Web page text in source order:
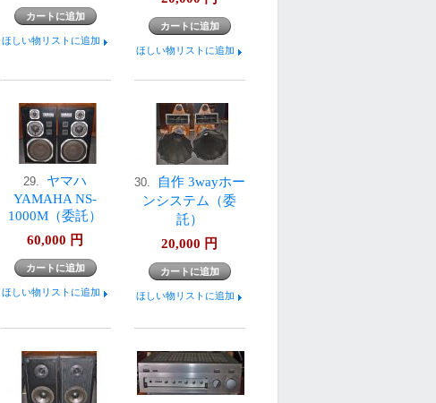
ほしい物リストに追加
ほしい物リストに追加
29. ヤマハ
YAMAHA NS-
1000M（委託）
60,000 円
ほしい物リストに追加
30.
自作 3wayホー
ンシステム（委
託）
20,000 円
ほしい物リストに追加